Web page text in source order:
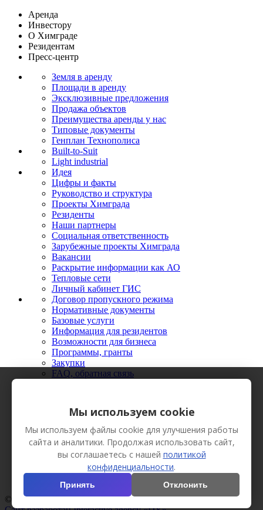
Аренда
Инвестору
О Химграде
Резидентам
Пресс-центр
Земля в аренду
Площади в аренду
Эксклюзивные предложения
Продажа объектов
Преимущества аренды у нас
Типовые документы
Генплан Технополиса
Built-to-Suit
Light industrial
Идея
Цифры и факты
Руководство и структура
Проекты Химграда
Резиденты
Наши партнеры
Социальная ответственность
Зарубежные проекты Химграда
Вакансии
Раскрытие информации как АО
Тепловые сети
Личный кабинет ГИС
Договор пропускного режима
Нормативные документы
Базовые услуги
Информация для резидентов
Возможности для бизнеса
Программы, гранты
Закупки
FAQ, обратная связь
Видео
Вестник Химграда
Сотрудничество
Пресс-кит
© АО «Технополис «Химград», 2013 Все права защищены.
Мы используем cookie
Мы используем файлы cookie для улучшения работы
сайта и аналитики. Продолжая использовать сайт,
вы соглашаетесь с нашей политикой
конфиденциальности.
Принять Отклонить